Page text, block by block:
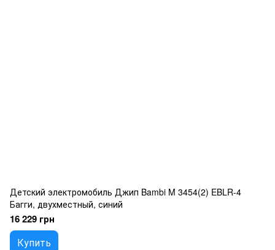
Детский электромобиль Джип Bambi M 3454(2) EBLR-4
Багги, двухместный, синий
16 229 грн
Купить